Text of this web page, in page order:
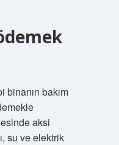
binanın bakım
aksi
su ve elektrik